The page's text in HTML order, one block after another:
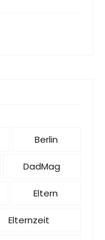
Berlin
DadMag
Eltern
Elternzeit